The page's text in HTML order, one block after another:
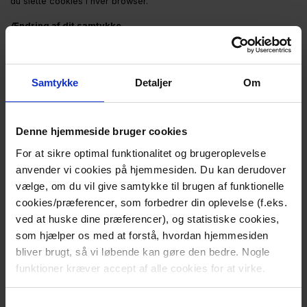
Samtykke Detaljer Om
Denne hjemmeside bruger cookies
For at sikre optimal funktionalitet og brugeroplevelse
anvender vi cookies på hjemmesiden. Du kan derudover
vælge, om du vil give samtykke til brugen af funktionelle
cookies/præferencer, som forbedrer din oplevelse (f.eks.
ved at huske dine præferencer), og statistiske cookies,
som hjælper os med at forstå, hvordan hjemmesiden
bliver brugt, så vi løbende kan gøre den bedre. Nogle
funktioner kræver accept af alle cookies for at virke.
Ændring af dit samtykke
Du ændrer dit samtykke ved enten at slette cookies fra browseren
samtykke.
voresPrivatlivspolitik.
Angiv venligst dit samtykke-ID og -dato, når du
kontakter os angående dit samtykke.
Dit samtykke gælder for følgende domæner:
organdonation.dk
Dit samtykke gælder for følgende domæner:
organdonation.dk
Din aktuelle tilstand: Afvis.
Ændring af dit samtykke
Cookiedeklarationen er sidst opdateret d. 05/08/2026
afCookiebot: